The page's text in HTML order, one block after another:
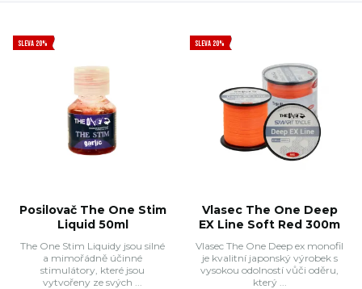
SLEVA 20%
Posilovač The One Stim
Liquid 50ml
The One Stim Liquidy jsou silné
a mimořádně účinné
stimulátory, které jsou
vytvořeny ze svých ...
SLEVA 20%
Vlasec The One Deep
EX Line Soft Red 300m
Vlasec The One Deep ex monofil
je kvalitní japonský výrobek s
vysokou odolností vůči oděru,
který ...